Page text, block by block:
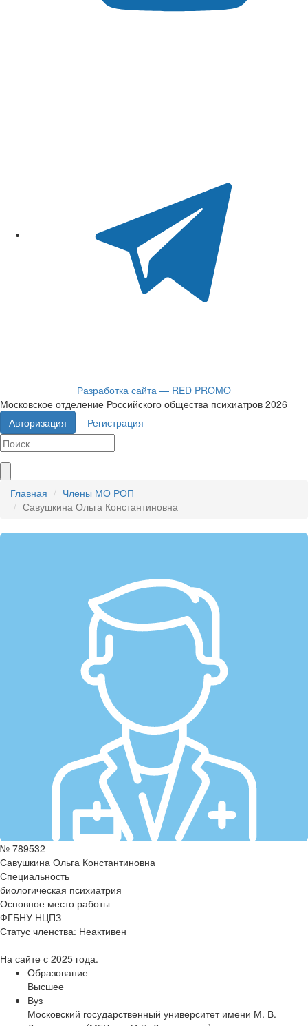
Разработка сайта — RED PROMO
Московское отделение Российского общества психиатров 2026
Авторизация
Регистрация
Главная
Члены МО РОП
Савушкина Ольга Константиновна
№ 789532
Савушкина Ольга Константиновна
Специальность
биологическая психиатрия
Основное место работы
ФГБНУ НЦПЗ
Статус членства: Неактивен
На сайте с 2025 года.
Образование
Высшее
Вуз
Московский государственный университет имени М. В.